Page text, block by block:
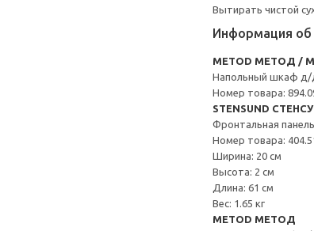
Вытирать чистой
Информация об
METOD МЕТОД /
Напольный шкаф д/
Номер товара:
STENSUND
Фронтальная
Номер товара:
Ширина: 20 см
Высота: 2 см
Длина: 61 см
Вес: 1.65 кг
METOD МЕТОД